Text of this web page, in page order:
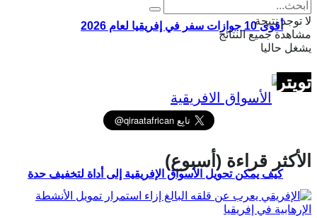
أقوى 10 جوازات سفر في إفريقيا لعام 2026
كيف يمكن تحويل الأسواق الإفريقية إلى أداة لتخفيف حدة
لا توجد نتيجة
مشاهدة جميع النتائج
يشغل حاليا
تويتر
الأكثر قراءة (أسبوع)